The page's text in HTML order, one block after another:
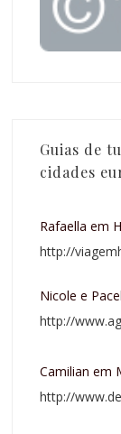
Guias de
cidades
Rafaella em
http://
Nicole e
http://
Camilian em
http://